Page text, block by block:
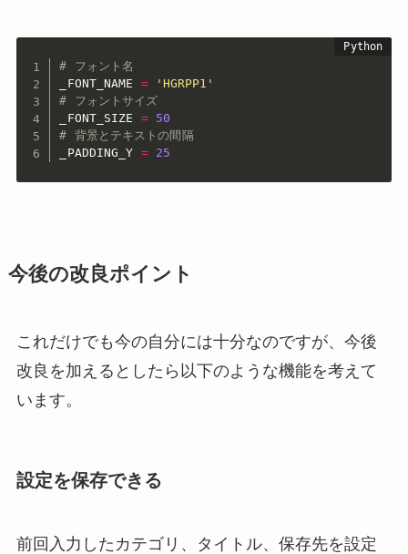
# フォント名
_FONT_NAME =
'HGRPP1'
# フォントサイズ
_FONT_SIZE =
50
# 背景とテキストの間隔
_PADDING_Y = 25
今後の改良ポイント
これだけでも今の自分には十分なのですが、今後
改良を加えるとしたら以下のような機能を考えて
います。
設定を保存できる
前回入力したカテゴリ、タイトル、保存先を設定